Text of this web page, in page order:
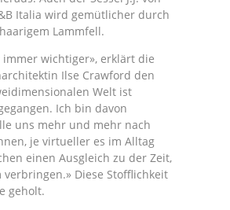
Italia wird gemütlicher durch
Lammfell.
wichtiger», erklärt die
Ilse Crawford den
Welt ist
Ich bin davon
uns mehr und mehr nach
je virtueller es im Alltag
einen Ausgleich zu der Zeit,
Diese Stofflichkeit
geholt.